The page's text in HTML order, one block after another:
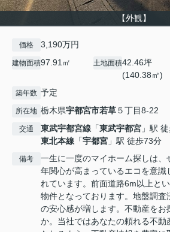
【外観】
価格 3,190万円
建物面積97.91㎡ 土地面積42.46坪
(140.38㎡)
築年数 予定
所在地 栃木県宇都宮市若草５丁目8-22
交通 東武宇都宮線 「東武宇都宮 」駅
東北本線 「宇都宮 」駅 徒歩73分
備考
一生に一度のマイホーム探しは、
年関心が高まっているエコを意識
れています。前面道路6m以上と
物件となっております。地盤調査
の安心感が増します。不動産をお
か。当社ではあなたの頼れる不動